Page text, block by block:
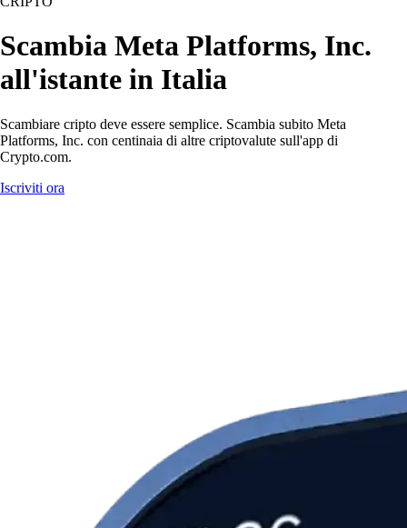
Scambia Meta Platforms, Inc.
all'istante in Italia
Scambiare cripto deve essere semplice. Scambia subito Meta
Platforms, Inc. con centinaia di altre criptovalute sull'app di
Crypto.com.
Iscriviti ora